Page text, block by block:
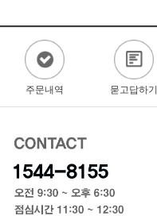
주문내역 묻고답하기